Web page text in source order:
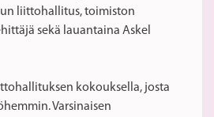
liittohallitus, toimiston
sekä lauantaina Askel
kokouksella, josta
Varsinaisen